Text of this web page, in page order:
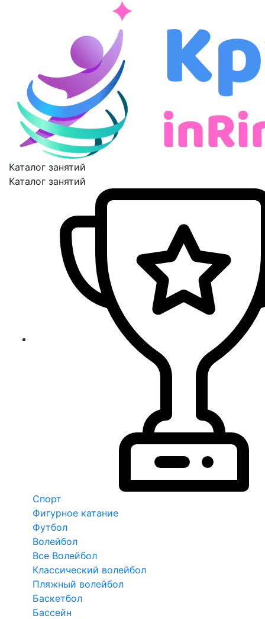
Каталог занятий
Каталог занятий
Спорт
Фигурное катание
Футбол
Волейбол
Все Волейбол
Классический волейбол
Пляжный волейбол
Баскетбол
Бассейн